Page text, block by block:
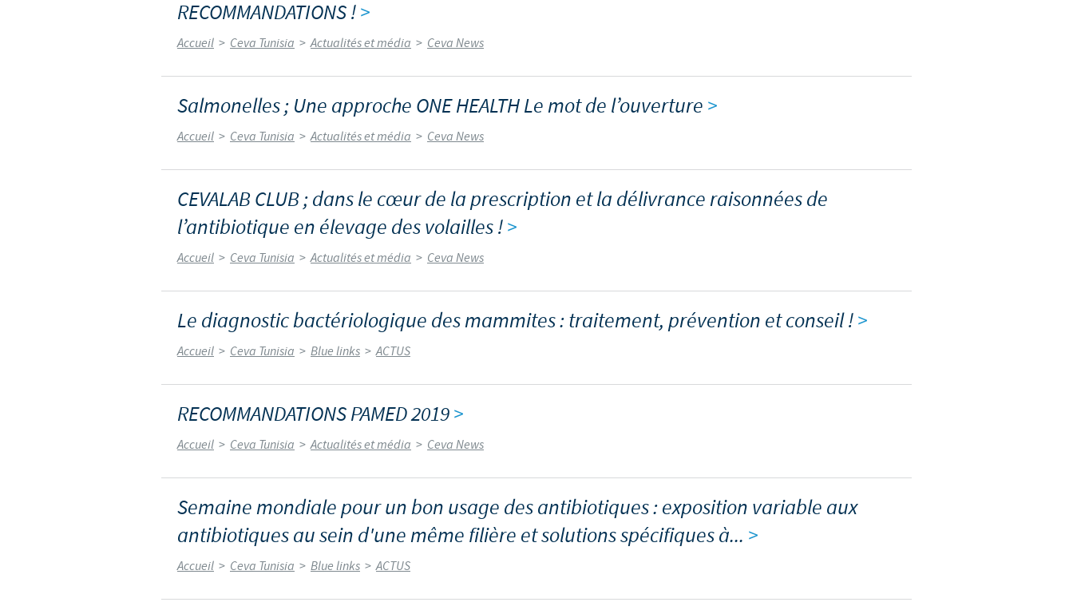
conséquence, les informations disponibles du site sur lequel vous entrez pourraient ne pas être
RECOMMANDATIONS !>
Accueil > Ceva Tunisia > Actualités et média > Ceva News
Salmonelles ; Une approche ONE HEALTH Le mot de l’ouverture >
Accueil > Ceva Tunisia > Actualités et média > Ceva News
CEVALAB CLUB ; dans le cœur de la prescription et la délivrance raisonnées de
l’antibiotique en élevage des volailles !>
Accueil > Ceva Tunisia > Actualités et média > Ceva News
Le diagnostic bactériologique des mammites : traitement, prévention et conseil !>
Accueil > Ceva Tunisia > Blue links > ACTUS
RECOMMANDATIONS PAMED 2019>
Accueil > Ceva Tunisia > Actualités et média > Ceva News
Semaine mondiale pour un bon usage des antibiotiques : exposition variable aux
antibiotiques au sein d'une même filière et solutions spécifiques à... >
Accueil > Ceva Tunisia > Blue links > ACTUS